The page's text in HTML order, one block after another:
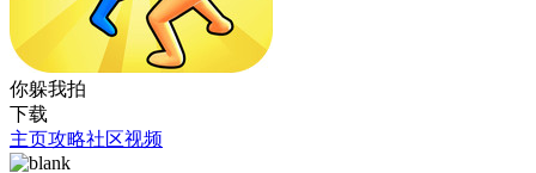
你躲我拍
下载
主页攻略社区视频